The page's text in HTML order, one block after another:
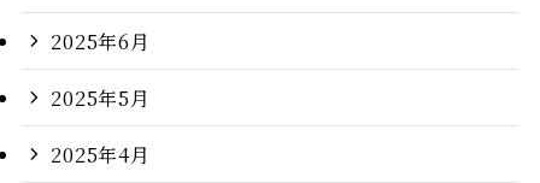
2025年6月
2025年5月
2025年4月